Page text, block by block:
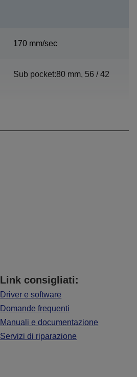
170 mm/sec
Sub pocket:80 mm, 56 / 42
Link consigliati:
Driver e software
Domande frequenti
Manuali e documentazione
Servizi di riparazione